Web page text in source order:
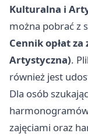
Kulturalna i
można pobrać z
Cennik opłat
Artystyczna).
również jest
Dla osób
zajęciami oraz